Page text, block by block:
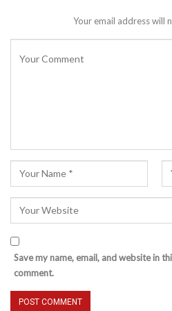
Your email address will
Save my name, email, and website in
comment.